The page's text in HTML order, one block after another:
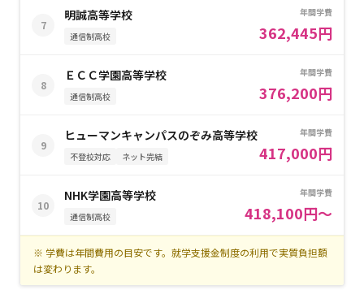
7
明誠高等学校
通信制高校
年間学費
362,445円
8
ＥＣＣ学園高等学校
通信制高校
年間学費
376,200円
9
ヒューマンキャンパスのぞみ高等学校
不登校対応 ネット完結
年間学費
417,000円
10
NHK学園高等学校
通信制高校
年間学費
418,100円～
※ 学費は年間費用の目安です。就学支援金制度の利用で実質負担額
は変わります。